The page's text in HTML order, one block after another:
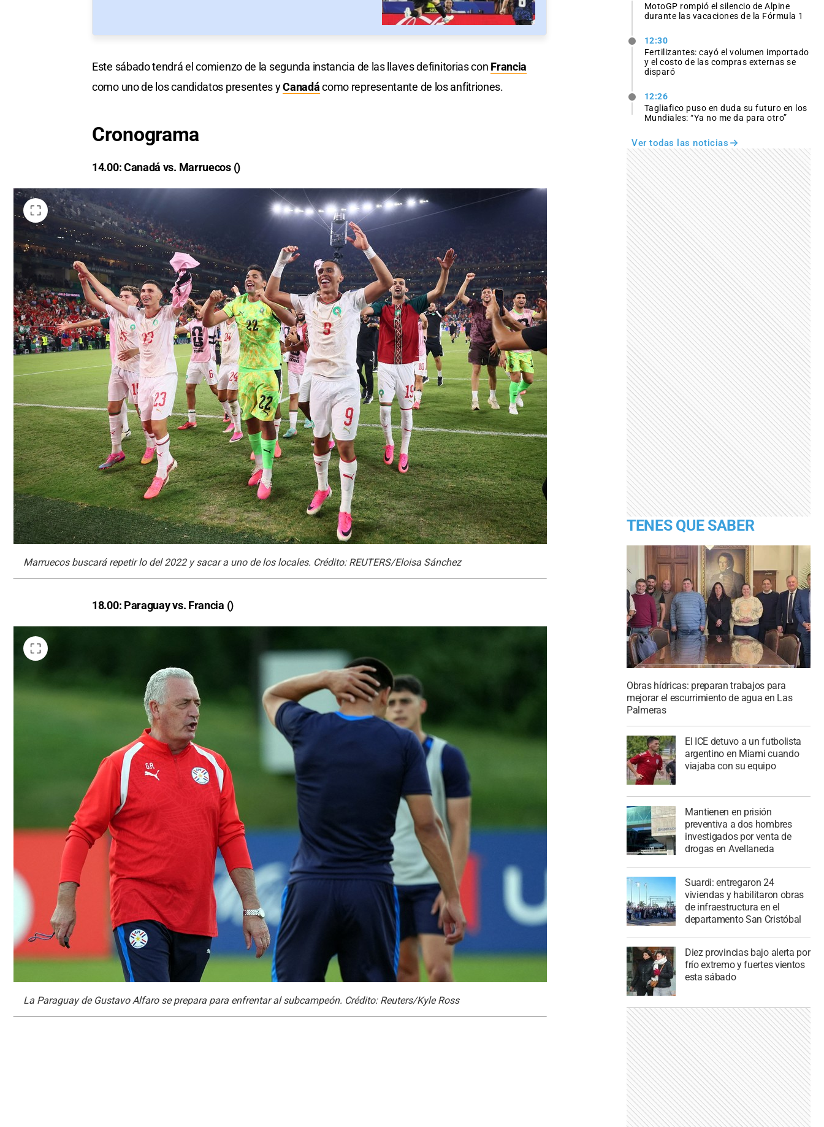
Este sábado tendrá el comienzo de la segunda instancia de las llaves definitorias con Francia
como uno de los candidatos presentes yCanadácomo representante de los anfitriones.
Cronograma
14.00: Canadá vs. Marruecos ()
Marruecos buscará repetir lo del 2022 y sacar a uno de los locales. Crédito: REUTERS/Eloisa Sánchez
18.00: Paraguay vs. Francia ()
La Paraguay de Gustavo Alfaro se prepara para enfrentar al subcampeón. Crédito: Reuters/Kyle Ross
MotoGP rompió el silencio de Alpine
durante las vacaciones de la Fórmula 1
12:30
Fertilizantes: cayó el volumen importado
y el costo de las compras externas se
disparó
12:26
Tagliafico puso en duda su futuro en los
Mundiales: “Ya no me da para otro”
Ver todas las noticias
TENES QUE SABER
Obras hídricas: preparan trabajos para
mejorar el escurrimiento de agua en Las
Palmeras
El ICE detuvo a un futbolista
argentino en Miami cuando
viajaba con su equipo
Mantienen en prisión
preventiva a dos hombres
investigados por venta de
drogas en Avellaneda
Suardi: entregaron 24
viviendas y habilitaron obras
de infraestructura en el
departamento San Cristóbal
Diez provincias bajo alerta por
frío extremo y fuertes vientos
esta sábado